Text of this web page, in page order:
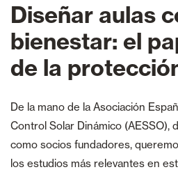
Diseñar aulas
bienestar: el
de la
De la mano de la Asociación
Control Solar Dinámico (AESSO),
como socios fundadores,
los estudios más relevantes en